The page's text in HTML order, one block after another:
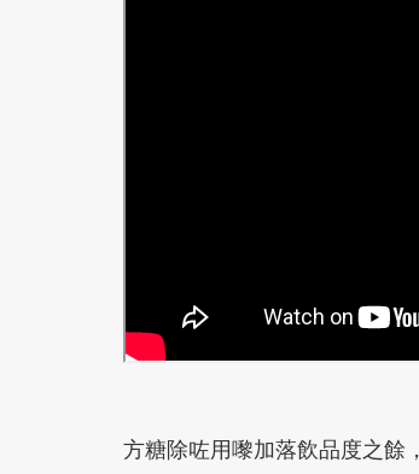
方糖除咗用嚟加落飲品度之餘